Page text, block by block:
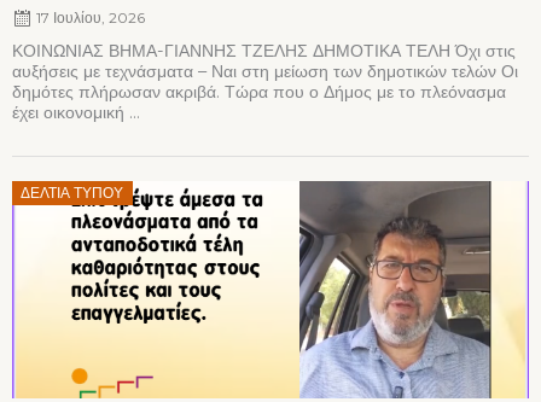
17 Ιουλίου, 2026
ΚΟΙΝΩΝΙΑΣ ΒΗΜΑ-ΓΙΑΝΝΗΣ ΤΖΕΛΗΣ ΔΗΜΟΤΙΚΑ ΤΕΛΗ Όχι στις
αυξήσεις με τεχνάσματα – Ναι στη μείωση των δημοτικών τελών Οι
δημότες πλήρωσαν ακριβά. Τώρα που ο Δήμος με το πλεόνασμα
έχει οικονομική ...
ΔΕΛΤΊΑ ΤΎΠΟΥ
Posted